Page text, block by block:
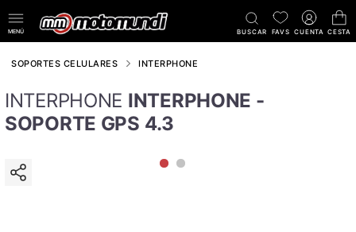
MENÚ BUSCAR FAVS CUENTA CESTA
SOPORTES CELULARES INTERPHONE
INTERPHONE INTERPHONE -
SOPORTE GPS 4.3